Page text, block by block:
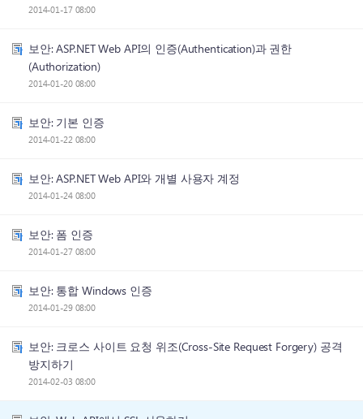
2014-01-17 08:00
보안: ASP.NET Web API의 인증(Authentication)과 권한
(Authorization)
2014-01-20 08:00
보안: 기본 인증
2014-01-22 08:00
보안: ASP.NET Web API와 개별 사용자 계정
2014-01-24 08:00
보안: 폼 인증
2014-01-27 08:00
보안: 통합 Windows 인증
2014-01-29 08:00
보안: 크로스 사이트 요청 위조(Cross-Site Request Forgery) 공격
방지하기
2014-02-03 08:00